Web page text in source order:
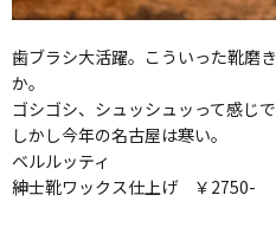
歯ブラシ大活躍。こういった靴磨
か。
ゴシゴシ、シュッシュッって感じで
しかし今年の名古屋は寒い。
ベルルッティ
紳士靴ワックス仕上げ ￥2750-